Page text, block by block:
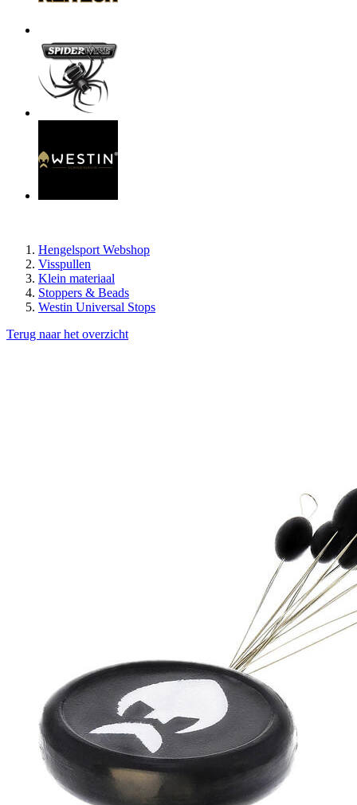
Hengelsport Webshop
Visspullen
Klein materiaal
Stoppers & Beads
Westin Universal Stops
Terug naar het overzicht